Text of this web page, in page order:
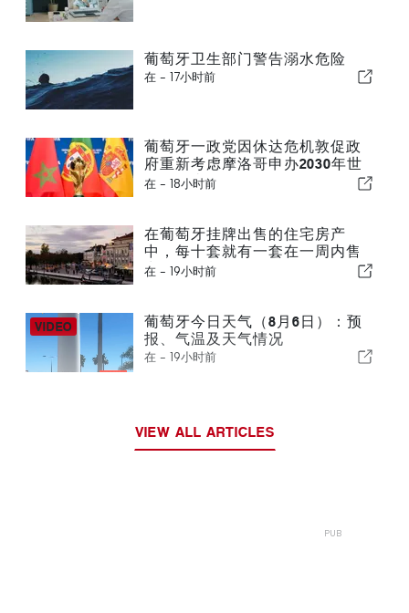
葡萄牙卫生部门警告溺水危险
在 - 17小时前
葡萄牙一政党因休达危机敦促政
府重新考虑摩洛哥申办2030年世
界杯一事
在 - 18小时前
在葡萄牙挂牌出售的住宅房产
中，每十套就有一套在一周内售
出
在 - 19小时前
葡萄牙今日天气（8月6日）：预
报、气温及天气情况
在 - 19小时前
VIEW ALL ARTICLES